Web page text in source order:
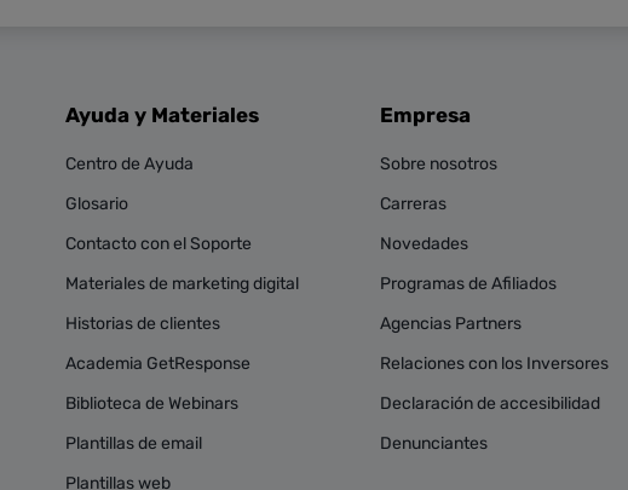
Ayuda y Materiales
Centro de Ayuda
Glosario
Contacto con el Soporte
Materiales de marketing digital
Historias de clientes
Academia GetResponse
Biblioteca de Webinars
Plantillas de email
Plantillas web
Empresa
Sobre nosotros
Carreras
Novedades
Programas de Afiliados
Agencias Partners
Relaciones con los Inversores
Declaración de accesibilidad
Denunciantes